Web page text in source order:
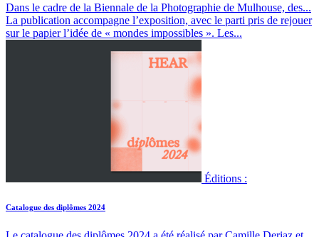
Dans le cadre de la Biennale de la Photographie de Mulhouse, des...
La publication accompagne l’exposition, avec le parti pris de rejouer
sur le papier l’idée de « mondes impossibles ». Les...
Éditions :
Catalogue des diplômes 2024